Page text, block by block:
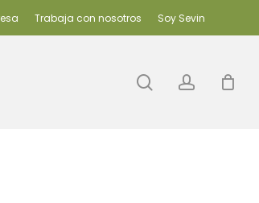
Trabaja con nosotros Soy Sevin
search